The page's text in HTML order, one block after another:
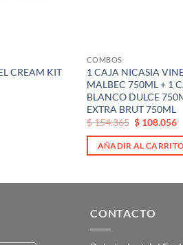
CREAM KIT
COMBOS
1 CAJA NICASIA
MALBEC 750ML + 1
BLANCO DULCE
EXTRA BRUT 750ML
El
original
era:
$154.365 El
actual
es:
$ 108.056
AÑADIR AL
CONTACTO